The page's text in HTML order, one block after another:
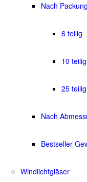
Nach
6 teilig
10 teilig
25 teilig
Nach
Bestseller
Windlichtgläser